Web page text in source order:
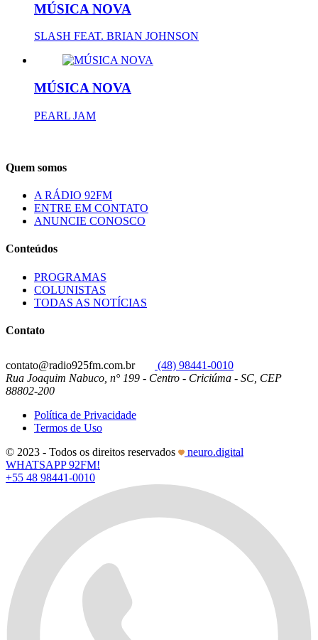
MÚSICA NOVA
SLASH FEAT. BRIAN JOHNSON
MÚSICA NOVA
PEARL JAM
Quem somos
A RÁDIO 92FM
ENTRE EM CONTATO
ANUNCIE CONOSCO
Conteúdos
PROGRAMAS
COLUNISTAS
TODAS AS NOTÍCIAS
Contato
contato@radio925fm.com.br
(48) 98441-0010
Rua Joaquim Nabuco, n° 199 - Centro - Criciúma - SC, CEP
88802-200
Política de Privacidade
Termos de Uso
© 2023 - Todos os direitos reservados
neuro.digital
WHATSAPP 92FM!
+55 48 98441-0010